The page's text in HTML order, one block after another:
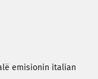
emisionin italian